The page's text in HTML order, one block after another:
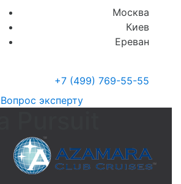
Москва
Киев
Ереван
+7 (499) 769-55-55
Вопрос эксперту